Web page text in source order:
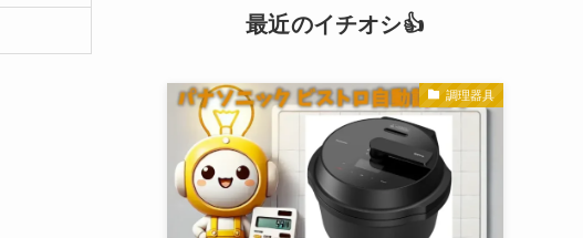
最近のイチオシ👍
調理器具